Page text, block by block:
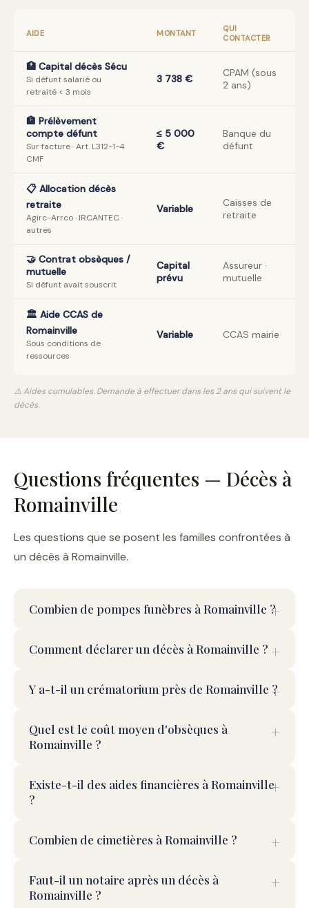
AIDE MONTANT
QUI
CONTACTER
🏥 Capital décès Sécu
Si défunt salarié ou
retraité < 3 mois
3 738 €
CPAM (sous
2 ans)
🏦 Prélèvement
compte défunt
Sur facture · Art. L312-1-4
CMF
≤ 5 000
€
Banque du
défunt
📋 Allocation décès
retraite
Agirc-Arrco · IRCANTEC ·
autres
Variable
Caisses de
retraite
🤝 Contrat obsèques /
mutuelle
Si défunt avait souscrit
Capital
prévu
Assureur ·
mutuelle
🏛️ Aide CCAS de
Romainville
Sous conditions de
ressources
Variable CCAS mairie
⚠️ Aides cumulables. Demande à effectuer dans les 2 ans qui suivent le
décès.
Questions fréquentes — Décès à
Romainville
Les questions que se posent les familles confrontées à
un décès à Romainville.
Combien de pompes funèbres à Romainville ?
Comment déclarer un décès à Romainville ?
Y a-t-il un crématorium près de Romainville ?
Quel est le coût moyen d'obsèques à
Romainville ?
Existe-t-il des aides financières à Romainville
?
Combien de cimetières à Romainville ?
Faut-il un notaire après un décès à
Romainville ?